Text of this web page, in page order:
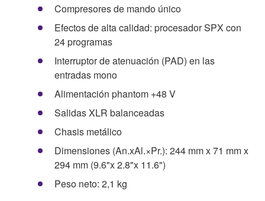
Compresores de mando único
Efectos de alta calidad: procesador SPX con
24 programas
Interruptor de atenuación (PAD) en las
entradas mono
Alimentación phantom +48 V
Salidas XLR balanceadas
Chasis metálico
Dimensiones (An.xAl.×Pr.): 244 mm x 71 mm x
294 mm (9.6"x 2.8"x 11.6")
Peso neto: 2,1 kg